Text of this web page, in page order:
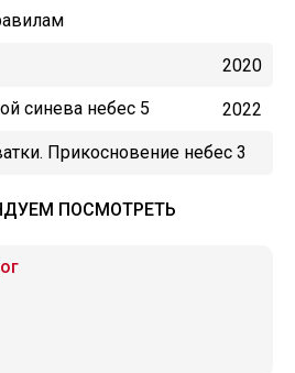
2020
синева небес 5 2022
Прикосновение небес 3
ПОСМОТРЕТЬ